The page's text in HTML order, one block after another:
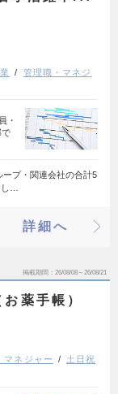
管理職・マネジ
・
で
プ・関連会社の合計5
…
詳細へ
掲載期間 26/08/08～26/08/21
薬手帳）
マネジャー
土日祝